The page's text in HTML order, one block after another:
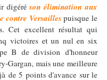
digéréson élimination aux
contre Versaillespuisque le
Cet excellent résultat qui
victoires et un nul en six
B de division d'honneur
Gargan, mais une meilleure
de 5 points d'avance sur le